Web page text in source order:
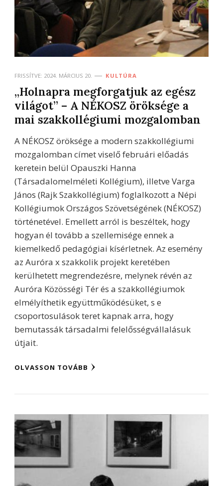
FRISSÍTVE: 2024. MÁRCIUS 20. KULTÚRA
„Holnapra megforgatjuk az egész
világot” – A NÉKOSZ öröksége a
mai szakkollégiumi mozgalomban
A NÉKOSZ öröksége a modern szakkollégiumi
mozgalomban címet viselő februári előadás
keretein belül Opauszki Hanna
(Társadalomelméleti Kollégium), illetve Varga
János (Rajk Szakkollégium) foglalkozott a Népi
Kollégiumok Országos Szövetségének (NÉKOSZ)
történetével. Emellett arról is beszéltek, hogy
hogyan él tovább a szellemisége ennek a
kiemelkedő pedagógiai kísérletnek. Az esemény
az Auróra x szakkolik projekt keretében
kerülhetett megrendezésre, melynek révén az
Auróra Közösségi Tér és a szakkollégiumok
elmélyíthetik együttműködésüket, s e
csoportosulások teret kapnak arra, hogy
bemutassák társadalmi felelősségvállalásuk
útjait.
OLVASSON TOVÁBB